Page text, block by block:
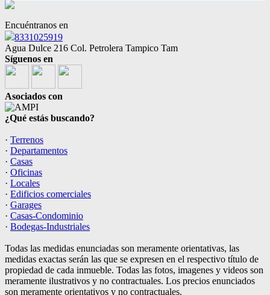
Encuéntranos en
8331025919
Agua Dulce 216 Col. Petrolera Tampico Tam
Síguenos en
Asociados con
¿Qué estás buscando?
· Terrenos
· Departamentos
· Casas
· Oficinas
· Locales
· Edificios comerciales
· Garages
· Casas-Condominio
· Bodegas-Industriales
Todas las medidas enunciadas son meramente orientativas, las
medidas exactas serán las que se expresen en el respectivo título de
propiedad de cada inmueble. Todas las fotos, imagenes y videos son
meramente ilustrativos y no contractuales. Los precios enunciados
son meramente orientativos y no contractuales.